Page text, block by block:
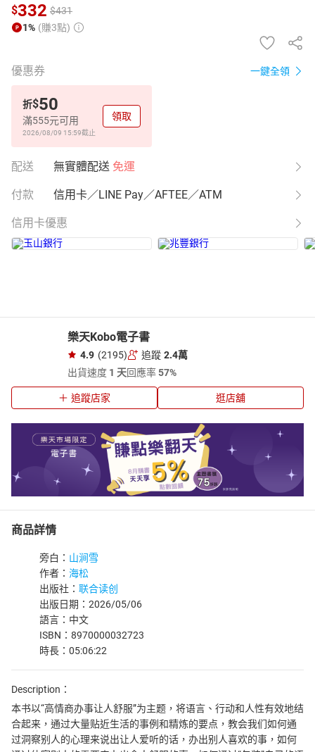
$332 $431
1% (賺3點)
優惠券 一鍵全領
折$50
滿555元可用
2026/08/09 15:59截止
領取
配送 無實體配送 免運
付款 信用卡／LINE Pay／AFTEE／ATM
信用卡優惠
樂天Kobo電子書
4.9 (2195) 追蹤 2.4萬
出貨速度 1 天回應率57%
追蹤店家 逛店舖
商品詳情
旁白： 山涧雪
作者： 海松
出版社： 联合读创
出版日期：2026/05/06
語言：中文
ISBN：8970000032723
時長：05:06:22
Description：
本书以“高情商办事让人舒服”为主题，将语言、行动和人性有效地结
合起来，通过大量贴近生活的事例和精炼的要点，教会我们如何通
过洞察别人的心理来说出让人爱听的话，办出别人喜欢的事，如何